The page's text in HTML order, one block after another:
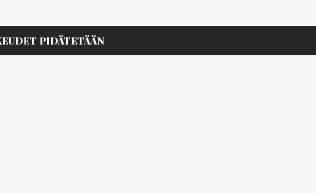
PIDÄTETÄÄN